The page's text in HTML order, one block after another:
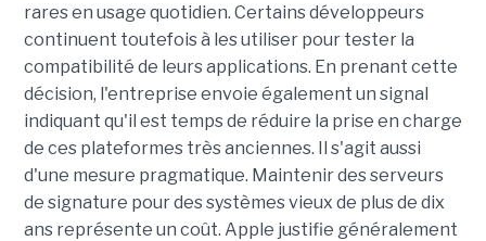
rares en usage quotidien. Certains développeurs
continuent toutefois à les utiliser pour tester la
compatibilité de leurs applications. En prenant cette
décision, l'entreprise envoie également un signal
indiquant qu'il est temps de réduire la prise en charge
de ces plateformes très anciennes. Il s'agit aussi
d'une mesure pragmatique. Maintenir des serveurs
de signature pour des systèmes vieux de plus de dix
ans représente un coût. Apple justifie généralement